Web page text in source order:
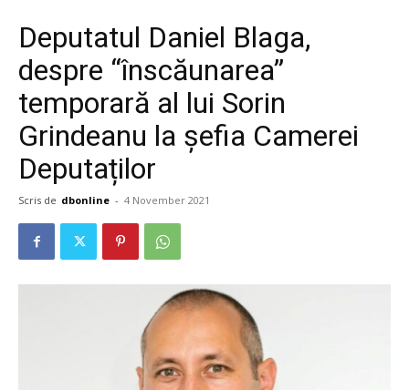
Deputatul Daniel Blaga,
despre “înscăunarea”
temporară al lui Sorin
Grindeanu la șefia Camerei
Deputaților
Scris de dbonline - 4 November 2021